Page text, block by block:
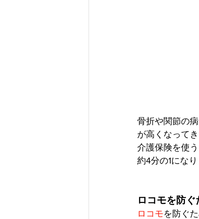
骨折や関節の
が高くなってき
介護保険を使
約4分の1になり
ロコモを防
ロコモを防ぐ